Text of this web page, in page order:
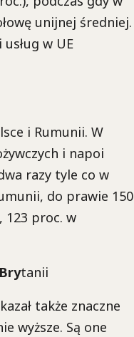
unijnej średniej.
w UE
i Rumunii. W
i napoi
razy tyle co w
do prawie 150
123 proc. w
tanii
także znaczne
wyższe. Są one